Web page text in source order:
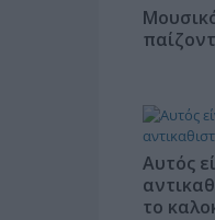
Αυτός
το